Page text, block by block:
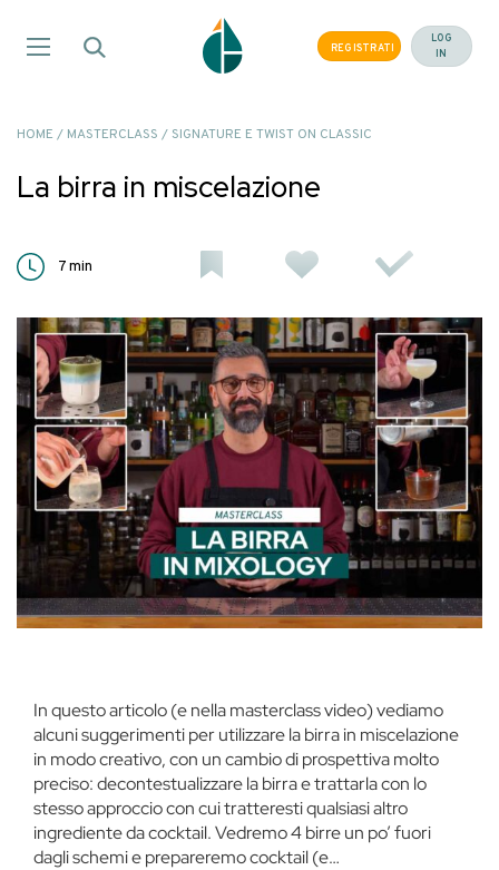
REGISTRATI
LOG
IN
HOME / MASTERCLASS / SIGNATURE E TWIST ON CLASSIC
La birra in miscelazione
7min
In questo articolo (e nella masterclass video) vediamo
alcuni suggerimenti per utilizzare la birra in miscelazione
in modo creativo, con un cambio di prospettiva molto
preciso: decontestualizzare la birra e trattarla con lo
stesso approccio con cui tratteresti qualsiasi altro
ingrediente da cocktail. Vedremo 4 birre un po’ fuori
dagli schemi e prepareremo cocktail (e…